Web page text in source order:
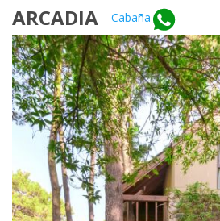
ARCADIA Cabaña